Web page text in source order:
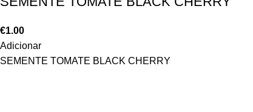
€1.00
Adicionar
SEMENTE TOMATE BLACK CHERRY